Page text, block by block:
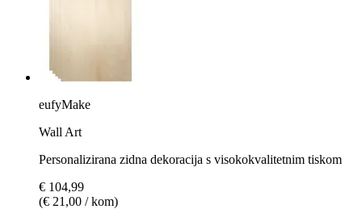
eufyMake
Wall Art
Personalizirana zidna dekoracija s visokokvalitetnim tiskom
€ 104,99
(€ 21,00 / kom)